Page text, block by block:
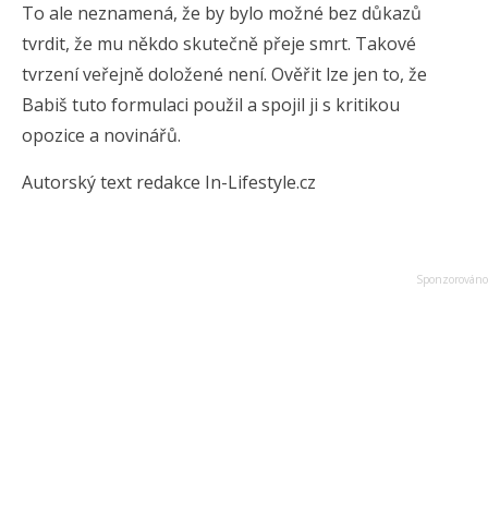
To ale neznamená, že by bylo možné bez důkazů
tvrdit, že mu někdo skutečně přeje smrt. Takové
tvrzení veřejně doložené není. Ověřit lze jen to, že
Babiš tuto formulaci použil a spojil ji s kritikou
opozice a novinářů.
Autorský text redakce In-Lifestyle.cz